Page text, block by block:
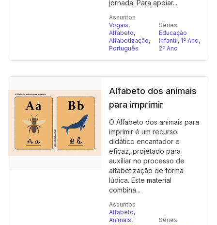
jornada. Para apoiar...
Assuntos
Vogais,
Alfabeto,
Alfabetização,
Português
Séries
Educação
Infantil, 1º Ano,
2º Ano
Alfabeto dos animais
para imprimir
O Alfabeto dos animais para
imprimir é um recurso
didático encantador e
eficaz, projetado para
auxiliar no processo de
alfabetização de forma
lúdica. Este material
combina...
Assuntos
Alfabeto,
Animais,
Séries